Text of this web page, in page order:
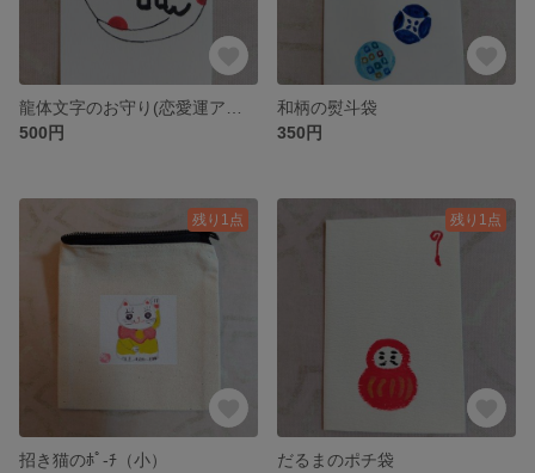
500円
和柄の熨斗袋
350円
残り1点
招き猫のﾎﾟ-ﾁ（小）
残り1点
だるまのポチ袋